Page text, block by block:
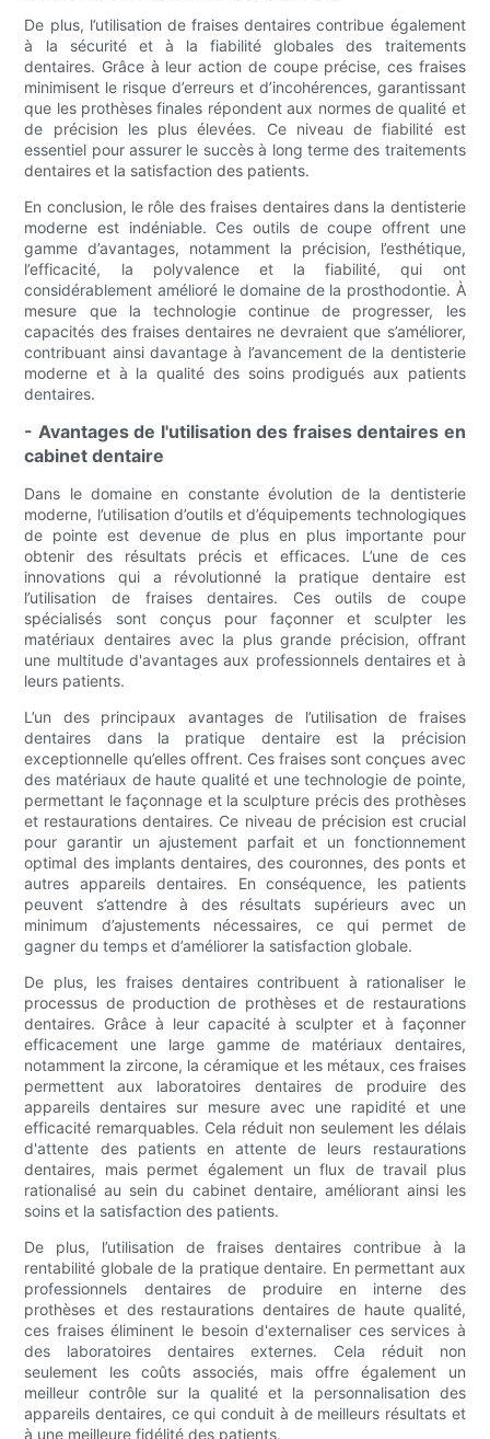
De plus, l’utilisation de fraises dentaires contribue également
à la sécurité et à la fiabilité globales des traitements
dentaires. Grâce à leur action de coupe précise, ces fraises
minimisent le risque d’erreurs et d’incohérences, garantissant
que les prothèses finales répondent aux normes de qualité et
de précision les plus élevées. Ce niveau de fiabilité est
essentiel pour assurer le succès à long terme des traitements
dentaires et la satisfaction des patients.
En conclusion, le rôle des fraises dentaires dans la dentisterie
moderne est indéniable. Ces outils de coupe offrent une
gamme d’avantages, notamment la précision, l’esthétique,
l’efficacité, la polyvalence et la fiabilité, qui ont
considérablement amélioré le domaine de la prosthodontie. À
mesure que la technologie continue de progresser, les
capacités des fraises dentaires ne devraient que s’améliorer,
contribuant ainsi davantage à l’avancement de la dentisterie
moderne et à la qualité des soins prodigués aux patients
dentaires.
- Avantages de l'utilisation des fraises dentaires en
cabinet dentaire
Dans le domaine en constante évolution de la dentisterie
moderne, l’utilisation d’outils et d’équipements technologiques
de pointe est devenue de plus en plus importante pour
obtenir des résultats précis et efficaces. L’une de ces
innovations qui a révolutionné la pratique dentaire est
l’utilisation de fraises dentaires. Ces outils de coupe
spécialisés sont conçus pour façonner et sculpter les
matériaux dentaires avec la plus grande précision, offrant
une multitude d'avantages aux professionnels dentaires et à
leurs patients.
L’un des principaux avantages de l’utilisation de fraises
dentaires dans la pratique dentaire est la précision
exceptionnelle qu’elles offrent. Ces fraises sont conçues avec
des matériaux de haute qualité et une technologie de pointe,
permettant le façonnage et la sculpture précis des prothèses
et restaurations dentaires. Ce niveau de précision est crucial
pour garantir un ajustement parfait et un fonctionnement
optimal des implants dentaires, des couronnes, des ponts et
autres appareils dentaires. En conséquence, les patients
peuvent s’attendre à des résultats supérieurs avec un
minimum d’ajustements nécessaires, ce qui permet de
gagner du temps et d’améliorer la satisfaction globale.
De plus, les fraises dentaires contribuent à rationaliser le
processus de production de prothèses et de restaurations
dentaires. Grâce à leur capacité à sculpter et à façonner
efficacement une large gamme de matériaux dentaires,
notamment la zircone, la céramique et les métaux, ces fraises
permettent aux laboratoires dentaires de produire des
appareils dentaires sur mesure avec une rapidité et une
efficacité remarquables. Cela réduit non seulement les délais
d'attente des patients en attente de leurs restaurations
dentaires, mais permet également un flux de travail plus
rationalisé au sein du cabinet dentaire, améliorant ainsi les
soins et la satisfaction des patients.
De plus, l’utilisation de fraises dentaires contribue à la
rentabilité globale de la pratique dentaire. En permettant aux
professionnels dentaires de produire en interne des
prothèses et des restaurations dentaires de haute qualité,
ces fraises éliminent le besoin d'externaliser ces services à
des laboratoires dentaires externes. Cela réduit non
seulement les coûts associés, mais offre également un
meilleur contrôle sur la qualité et la personnalisation des
appareils dentaires, ce qui conduit à de meilleurs résultats et
à une meilleure fidélité des patients.